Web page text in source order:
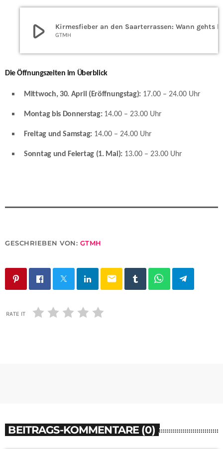
play_arrow GTMH
Die Öffnungszeiten im Überblick
Mittwoch, 30. April (Eröffnungstag): 17.00 – 24.00 Uhr
Montag bis Donnerstag:14.00 – 23.00 Uhr
Freitag und Samstag: 14.00 – 24.00 Uhr
Sonntag und Feiertag (1. Mai): 13.00 – 23.00 Uhr
GESCHRIEBEN VON: GTMH
email
RATE IT
BEITRAGS-KOMMENTARE (0)